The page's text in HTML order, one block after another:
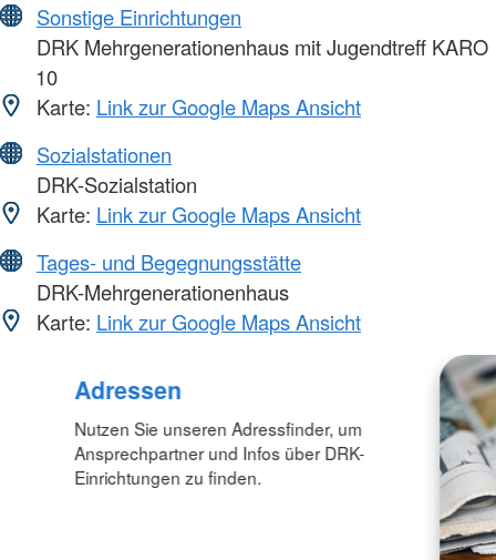
Sonstige Einrichtungen
DRK Mehrgenerationenhaus mit Jugendtreff KARO
10
Karte: Link zur Google Maps Ansicht
Sozialstationen
DRK-Sozialstation
Karte: Link zur Google Maps Ansicht
Tages- und Begegnungsstätte
DRK-Mehrgenerationenhaus
Karte: Link zur Google Maps Ansicht
Adressen
Nutzen Sie unseren Adressfinder, um
Ansprechpartner und Infos über DRK-
Einrichtungen zu finden.